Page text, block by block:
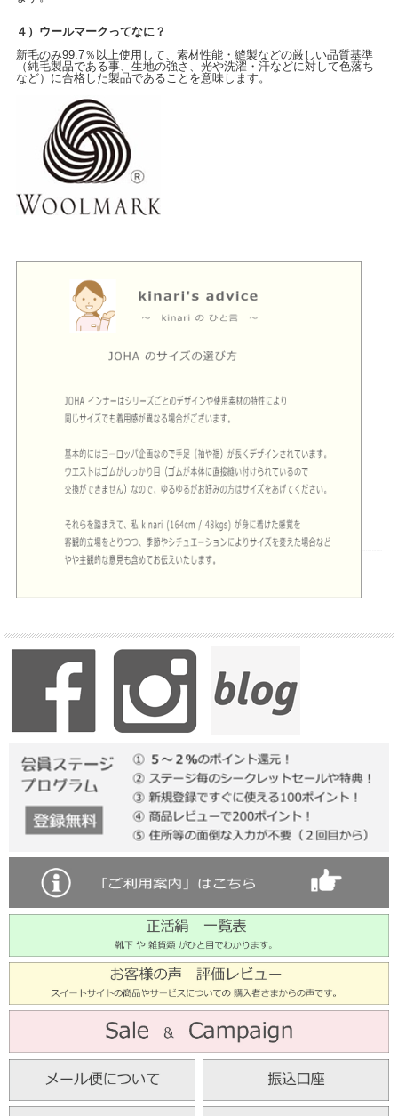
４）ウールマークってなに？
新毛のみ99.7％以上使用して、素材性能・縫製などの厳しい品質基準
（純毛製品である事、生地の強さ、光や洗濯・汗などに対して色落ち
など）に合格した製品であることを意味します。